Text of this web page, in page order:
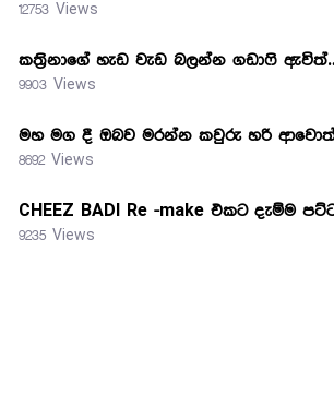
12753 Views
කත්‍රිනාගේ හැඩ වැඩ බලන්න ගඩාෆි
9903 Views
මහ මග දී ඔබව මරන්න කවුරු හරි
8692 Views
CHEEZ BADI Re -make එකට දැම්ම
9235 Views